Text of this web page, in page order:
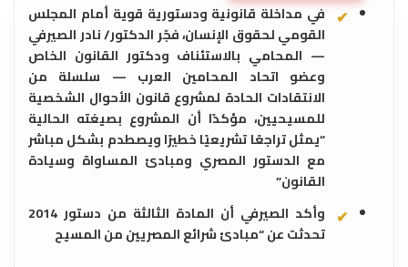
في مداخلة قانونية ودستورية قوية أمام المجلس
القومي لحقوق الإنسان، فجّر الدكتور/ نادر الصيرفي
— المحامي بالاستئناف ودكتور القانون الخاص
وعضو اتحاد المحامين العرب — سلسلة من
الانتقادات الحادة لمشروع قانون الأحوال الشخصية
للمسيحيين، مؤكدًا أن المشروع بصيغته الحالية
“يمثل تراجعًا تشريعيًا خطيرًا ويصطدم بشكل مباشر
مع الدستور المصري ومبادئ المساواة وسيادة
القانون”
وأكد الصيرفي أن المادة الثالثة من دستور 2014
تحدثت عن “مبادئ شرائع المصريين من المسيح